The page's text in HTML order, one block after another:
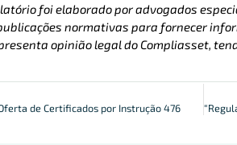
foi elaborado por advogados
normativas para fornecer
opinião legal do Compliasset,
de Certificados por Instrução 476